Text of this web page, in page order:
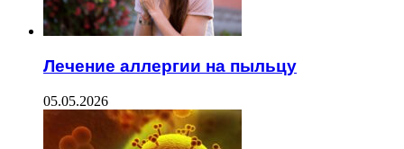
Лечение аллергии на пыльцу
05.05.2026